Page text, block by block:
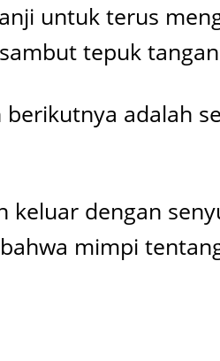
untuk terus
tepuk
adalah
dengan
mimpi